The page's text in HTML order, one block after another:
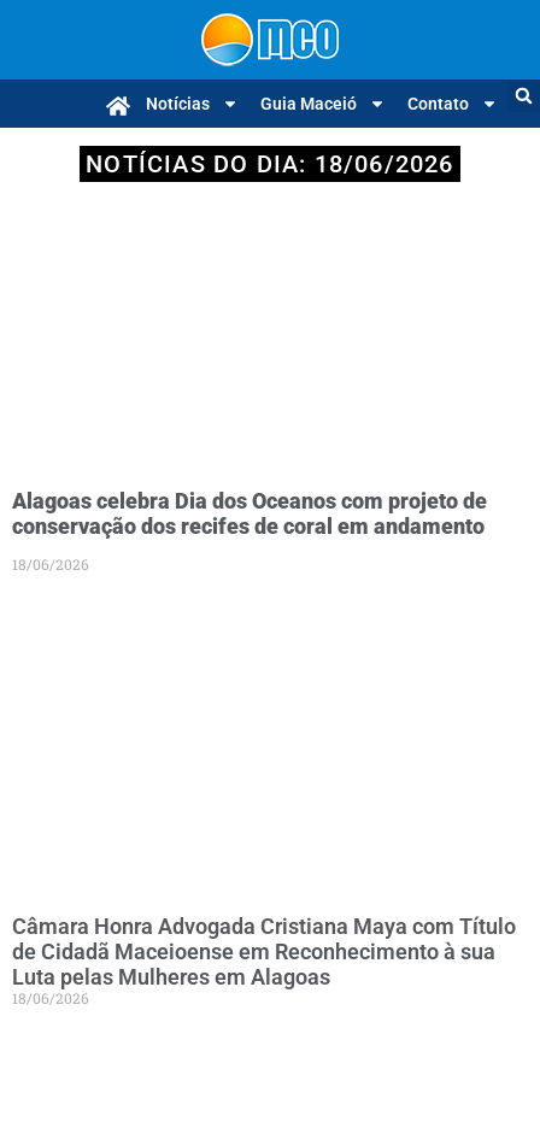
Notícias Guia Maceió Contato
NOTÍCIAS DO DIA: 18/06/2026
Alagoas celebra Dia dos Oceanos com projeto de
conservação dos recifes de coral em andamento
18/06/2026
Câmara Honra Advogada Cristiana Maya com Título
de Cidadã Maceioense em Reconhecimento à sua
Luta pelas Mulheres em Alagoas
18/06/2026